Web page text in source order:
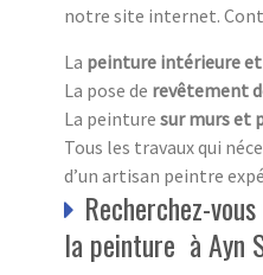
notre site internet.
La peinture intérieure
La pose de revêtement
La peinture sur murs et
Tous les travaux qui
d’un artisan peintre
Recherchez-
la peinture à Ayn